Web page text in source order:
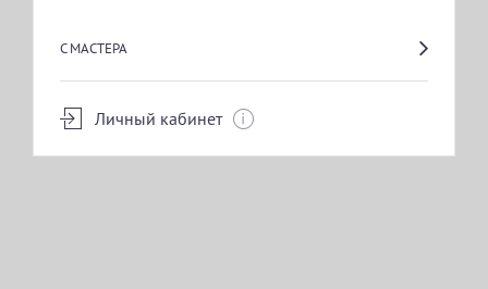
С МАСТЕРА
Личный кабинет